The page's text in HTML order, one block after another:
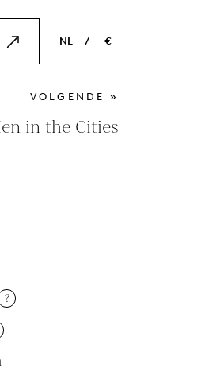
NL
NL
ES
/ €
EUR
GBP
VOLGENDE »
in the Cities
?